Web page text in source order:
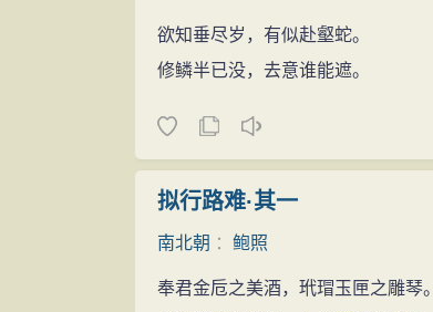
欲知垂尽岁，有似赴壑蛇。
修鳞半已没，去意谁能遮。
拟行路难·其一
南北朝 ： 鲍照
奉君金卮之美酒，玳瑁玉匣之雕琴。